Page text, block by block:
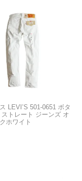
LEVI’S 501-0651 ボタ
ストレート ジーンズ オ
ホワイト